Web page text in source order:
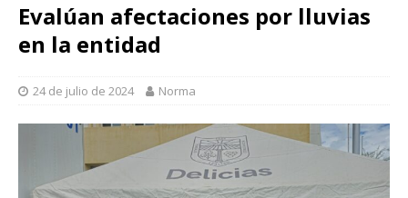
Evalúan afectaciones por lluvias
en la entidad
24 de julio de 2024 Norma